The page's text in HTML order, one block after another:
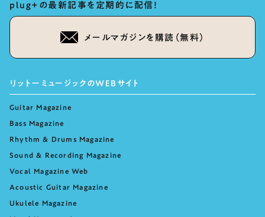
plug+の最新記事を定期的に配信！
メールマガジンを購読（無料）
リットーミュージックのWEBサイト
Guitar Magazine
Bass Magazine
Rhythm & Drums Magazine
Sound & Recording Magazine
Vocal Magazine Web
Acoustic Guitar Magazine
Ukulele Magazine